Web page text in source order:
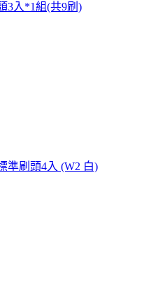
3入*1組(共9刷)
準刷頭4入 (W2 白)